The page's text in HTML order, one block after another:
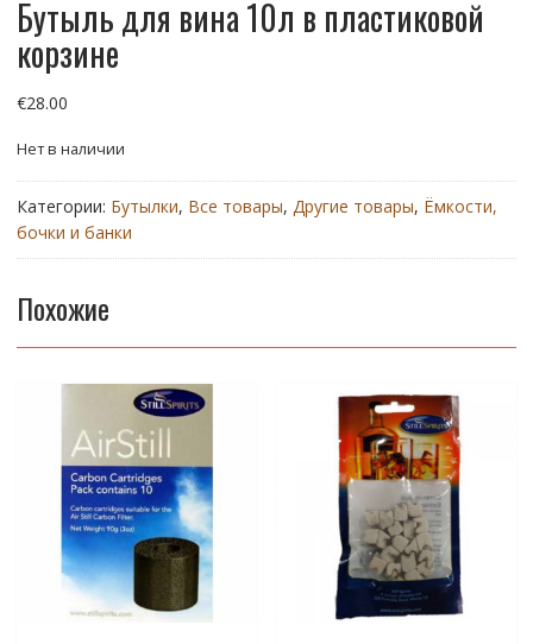
Бутыль для вина 10л в пластиковой
корзине
€28.00
Нет в наличии
Категории: Бутылки, Все товары, Другие товары, Ёмкости,
бочки и банки
Похожие